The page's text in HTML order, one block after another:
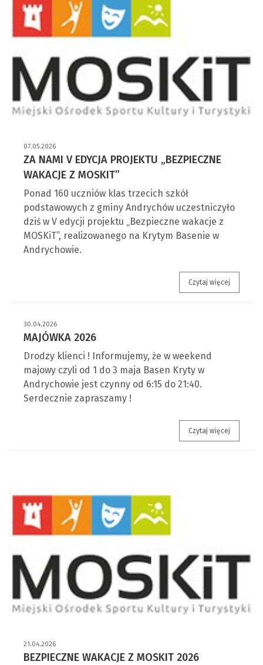
07.05.2026
ZA NAMI V EDYCJA PROJEKTU „BEZPIECZNE
WAKACJE Z MOSKIT”
Ponad 160 uczniów klas trzecich szkół
podstawowych z gminy Andrychów uczestniczyło
dziś w V edycji projektu „Bezpieczne wakacje z
MOSKiT”, realizowanego na Krytym Basenie w
Andrychowie.
Czytaj więcej
30.04.2026
MAJÓWKA 2026
Drodzy klienci ! Informujemy, że w weekend
majowy czyli od 1 do 3 maja Basen Kryty w
Andrychowie jest czynny od 6:15 do 21:40.
Serdecznie zapraszamy !
Czytaj więcej
21.04.2026
BEZPIECZNE WAKACJE Z MOSKIT 2026